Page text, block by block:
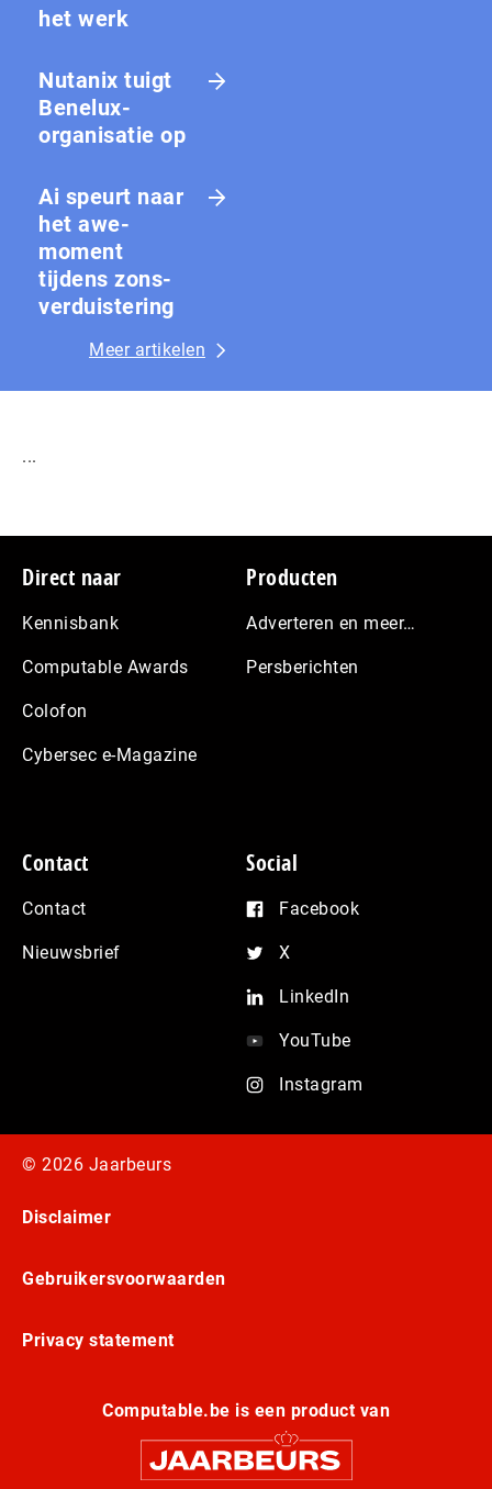
het werk
Nutanix tuigt
Benelux-
organisatie op
Ai speurt naar
het awe-
moment
tijdens zons­
ver­duis­te­ring
Meer artikelen
...
Footer
Direct naar
Kennisbank
Computable Awards
Colofon
Cybersec e-Magazine
Producten
Adverteren en meer…
Persberichten
Contact
Contact
Nieuwsbrief
Social
Facebook
X
LinkedIn
YouTube
Instagram
© 2026 Jaarbeurs
Disclaimer
Gebruikersvoorwaarden
Privacy statement
Computable.be is een product van